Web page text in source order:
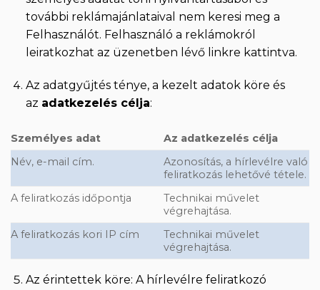
további reklámajánlataival nem keresi meg a
Felhasználót. Felhasználó a reklámokról
leiratkozhat az üzenetben lévő linkre kattintva.
Az adatgyűjtés ténye, a kezelt adatok köre és
az adatkezelés célja:
Személyes adat
Az adatkezelés célja
Név, e-mail cím.
Azonosítás, a hírlevélre való
feliratkozás lehetővé tétele.
A feliratkozás időpontja
Technikai művelet
végrehajtása.
A feliratkozás kori IP cím
Technikai művelet
végrehajtása.
Az érintettek köre: A hírlevélre feliratkozó